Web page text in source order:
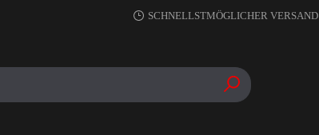
SCHNELLSTMÖGLICHER VERSAND